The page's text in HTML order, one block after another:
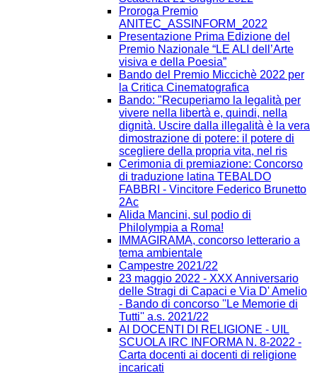
Proroga Premio
ANITEC_ASSINFORM_2022
Presentazione Prima Edizione del
Premio Nazionale “LE ALI dell’Arte
visiva e della Poesia”
Bando del Premio Miccichè 2022 per
la Critica Cinematografica
Bando: "Recuperiamo la legalità per
vivere nella libertà e, quindi, nella
dignità. Uscire dalla illegalità è la vera
dimostrazione di potere: il potere di
scegliere della propria vita, nel ris
Cerimonia di premiazione: Concorso
di traduzione latina TEBALDO
FABBRI - Vincitore Federico Brunetto
2Ac
Alida Mancini, sul podio di
Philolympia a Roma!
IMMAGIRAMA, concorso letterario a
tema ambientale
Campestre 2021/22
23 maggio 2022 - XXX Anniversario
delle Stragi di Capaci e Via D' Amelio
- Bando di concorso ''Le Memorie di
Tutti'' a.s. 2021/22
AI DOCENTI DI RELIGIONE - UIL
SCUOLA IRC INFORMA N. 8-2022 -
Carta docenti ai docenti di religione
incaricati